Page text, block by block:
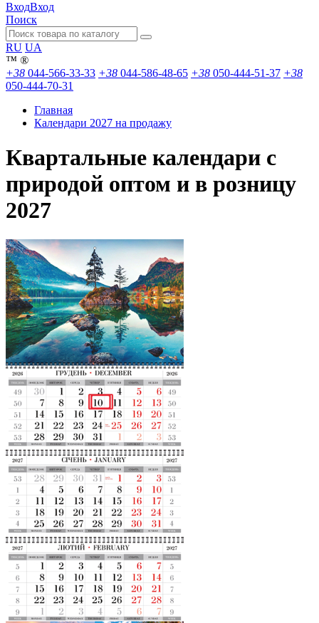
ВходВход
Поиск
RU UA
™ ®
+38 044-566-33-33 +38 044-586-48-65 +38 050-444-51-37 +38
050-444-70-31
Главная
Календари 2027 на продажу
Квартальные календари с
природой оптом и в розницу
2027